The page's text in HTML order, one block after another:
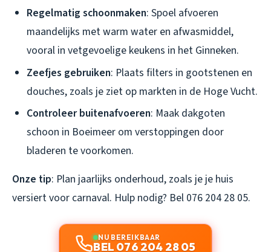
Regelmatig schoonmaken: Spoel afvoeren
maandelijks met warm water en afwasmiddel,
vooral in vetgevoelige keukens in het Ginneken.
Zeefjes gebruiken: Plaats filters in gootstenen en
douches, zoals je ziet op markten in de Hoge Vucht.
Controleer buitenafvoeren: Maak dakgoten
schoon in Boeimeer om verstoppingen door
bladeren te voorkomen.
Onze tip: Plan jaarlijks onderhoud, zoals je je huis
versiert voor carnaval. Hulp nodig? Bel 076 204 28 05.
NU BEREIKBAAR
BEL 076 204 28 05